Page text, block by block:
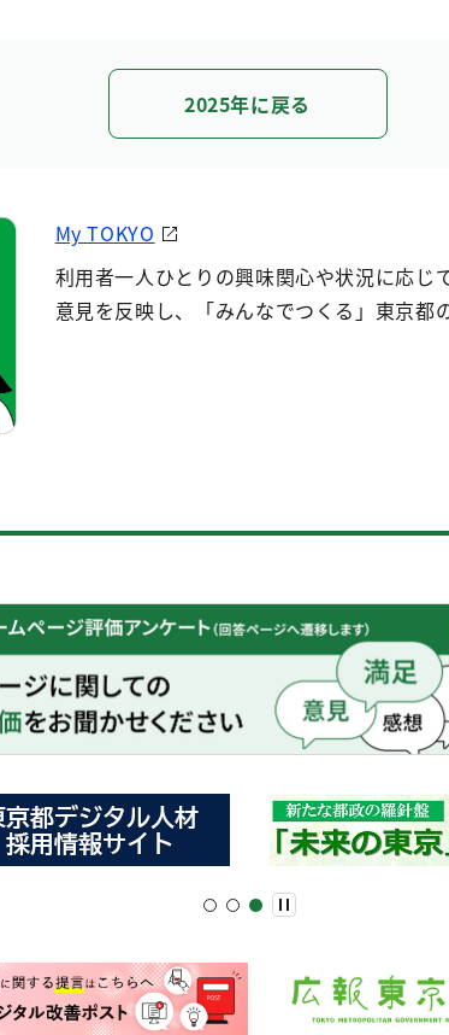
2025年に戻る
My TOKYO
利用者一人ひとりの興味関心や状況に応
意見を反映し、「みんなでつくる」東京都